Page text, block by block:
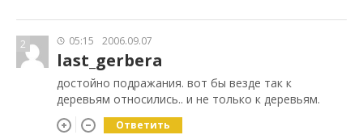
2 05:15 2006.09.07
last_gerbera
достойно подражания. вот бы везде так к
деревьям относились.. и не только к деревьям.
Ответить